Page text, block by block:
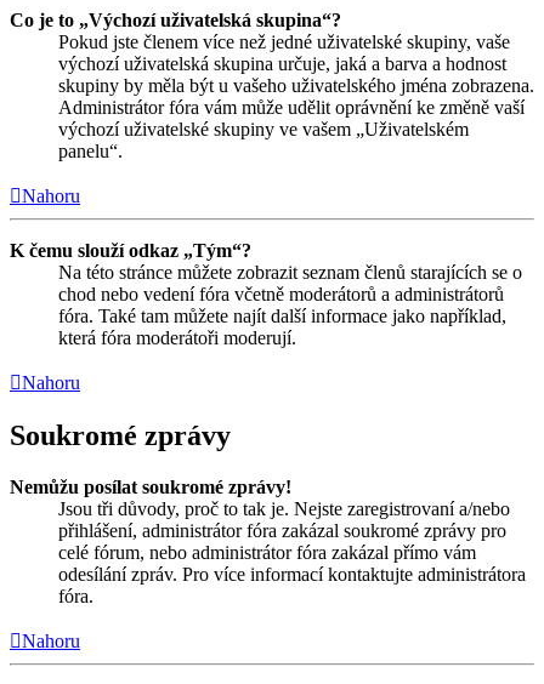
Co je to „Výchozí uživatelská skupina“?
Pokud jste členem více než jedné uživatelské skupiny, vaše
výchozí uživatelská skupina určuje, jaká a barva a hodnost
skupiny by měla být u vašeho uživatelského jména zobrazena.
Administrátor fóra vám může udělit oprávnění ke změně vaší
výchozí uživatelské skupiny ve vašem „Uživatelském
panelu“.
Nahoru
K čemu slouží odkaz „Tým“?
Na této stránce můžete zobrazit seznam členů starajících se o
chod nebo vedení fóra včetně moderátorů a administrátorů
fóra. Také tam můžete najít další informace jako například,
která fóra moderátoři moderují.
Nahoru
Soukromé zprávy
Nemůžu posílat soukromé zprávy!
Jsou tři důvody, proč to tak je. Nejste zaregistrovaní a/nebo
přihlášení, administrátor fóra zakázal soukromé zprávy pro
celé fórum, nebo administrátor fóra zakázal přímo vám
odesílání zpráv. Pro více informací kontaktujte administrátora
fóra.
Nahoru